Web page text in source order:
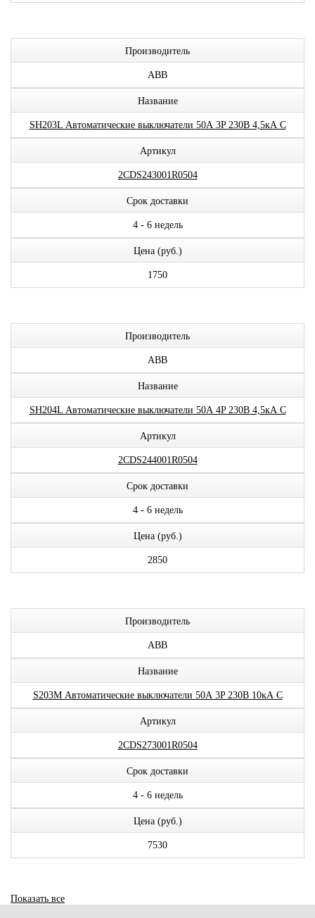
Производитель
ABB
Название
SH203L Автоматические выключатели 50А 3P 230В 4,5кА C
Артикул
2CDS243001R0504
Срок доставки
4 - 6 недель
Цена (руб.)
1750
Производитель
ABB
Название
SH204L Автоматические выключатели 50А 4P 230В 4,5кА C
Артикул
2CDS244001R0504
Срок доставки
4 - 6 недель
Цена (руб.)
2850
Производитель
ABB
Название
S203M Автоматические выключатели 50А 3P 230В 10кА C
Артикул
2CDS273001R0504
Срок доставки
4 - 6 недель
Цена (руб.)
7530
Показать все